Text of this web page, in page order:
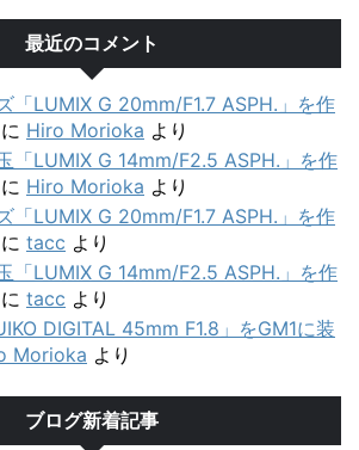
最近のコメント
「LUMIX G 20mm/F1.7 ASPH.」を作
に Hiro Morioka より
「LUMIX G 14mm/F2.5 ASPH.」を作
に Hiro Morioka より
「LUMIX G 20mm/F1.7 ASPH.」を作
に tacc より
「LUMIX G 14mm/F2.5 ASPH.」を作
に tacc より
DIGITAL 45mm F1.8」をGM1に装
Morioka より
ブログ新着記事